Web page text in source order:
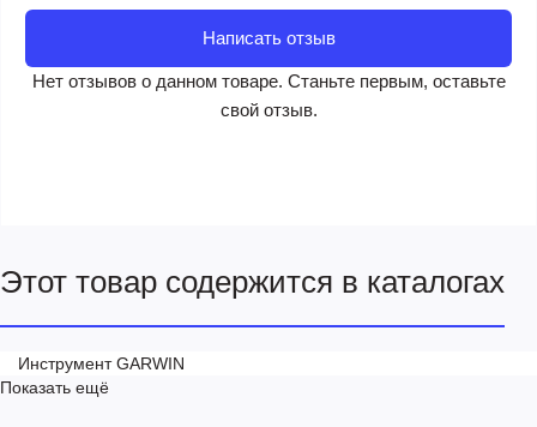
Написать отзыв
Нет отзывов о данном товаре. Станьте первым, оставьте
свой отзыв.
Этот товар содержится в каталогах
Инструмент GARWIN
Показать ещё